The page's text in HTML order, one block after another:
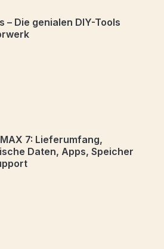
– Die genialen DIY-Tools
7: Lieferumfang,
Daten, Apps, Speicher